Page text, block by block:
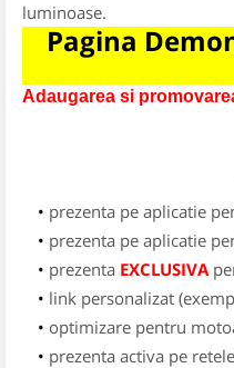
luminoase.
Pagina
Adaugarea si
prezenta pe aplicatie
prezenta pe aplicatie
prezenta EXCLUSIVA
link personalizat
optimizare pentru
prezenta activa pe